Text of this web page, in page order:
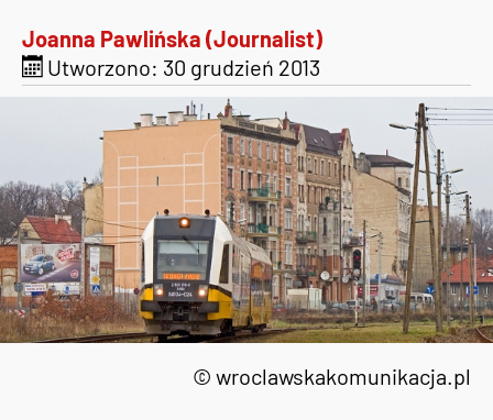
Joanna Pawlińska (Journalist)
Utworzono: 30 grudzień 2013
© wroclawskakomunikacja.pl